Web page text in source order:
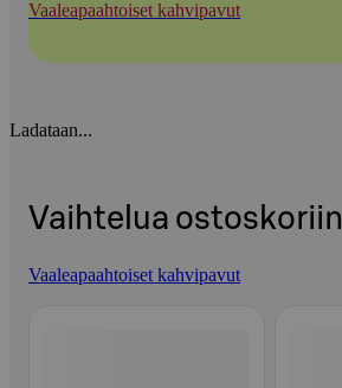
Vaaleapaahtoiset kahvipavut
Ladataan...
Vaihtelua ostoskoriin
Vaaleapaahtoiset kahvipavut